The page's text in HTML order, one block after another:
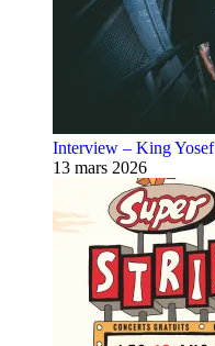
Interview – King Yosef
13 mars 2026